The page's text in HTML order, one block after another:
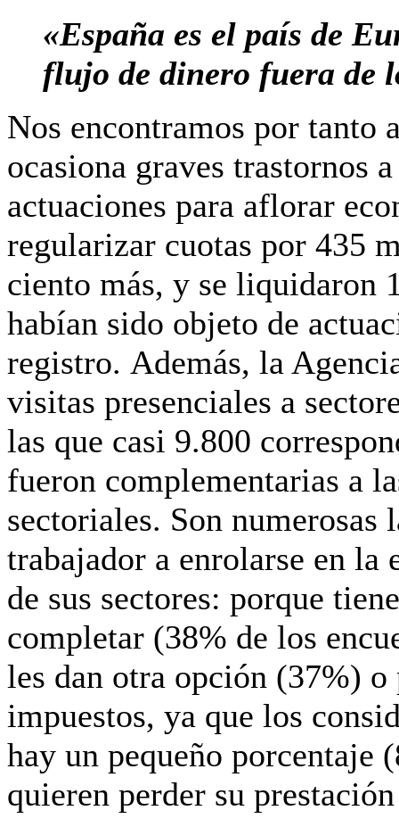
«España es el país de
flujo de dinero fuera de
Nos encontramos por tanto
ocasiona graves trastornos
actuaciones para aflorar
regularizar cuotas por 435
ciento más, y se liquidaron
habían sido objeto de
registro. Además, la
visitas presenciales a
las que casi 9.800
fueron complementarias a
sectoriales. Son numerosas
trabajador a enrolarse en la
de sus sectores: porque
completar (38% de los
les dan otra opción (37%) o
impuestos, ya que los
hay un pequeño porcentaje
quieren perder su